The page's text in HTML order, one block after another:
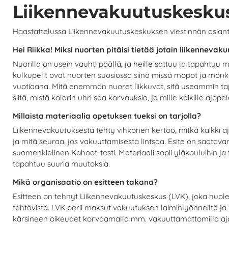
Haastattelussa Liikennevakuutuskeskuksen viestinnän
Hei Riikka! Miksi nuorten pitäisi tietää jotain
Nuorilla on usein vauhti päällä, ja heille sattuu ja tapahtuu
kulkupelit ovat nuorten suosiossa siinä missä mopot ja
vuotiaana. Mitä enemmän nuoret liikkuvat, sitä useammin
siitä, mistä kolarin uhri saa korvauksia, ja mille kaikille
Millaista materiaalia opetuksen tueksi on tarjolla?
Liikennevakuutuksesta tehty vihkonen kertoo, mitkä kaikki
ja mitä seuraa, jos vakuuttamisesta lintsaa. Esite on
suomenkielinen Kahoot-testi. Materiaali sopii yläkouluihin
tapahtuu suuria muutoksia.
Mikä organisaatio on esitteen takana?
Esitteen on tehnyt Liikennevakuutuskeskus (LVK), joka
tehtävistä. LVK perii maksut vakuutuksen laiminlyönneiltä
kärsineen oikeudet korvaamalla mm. vakuuttamattomilla